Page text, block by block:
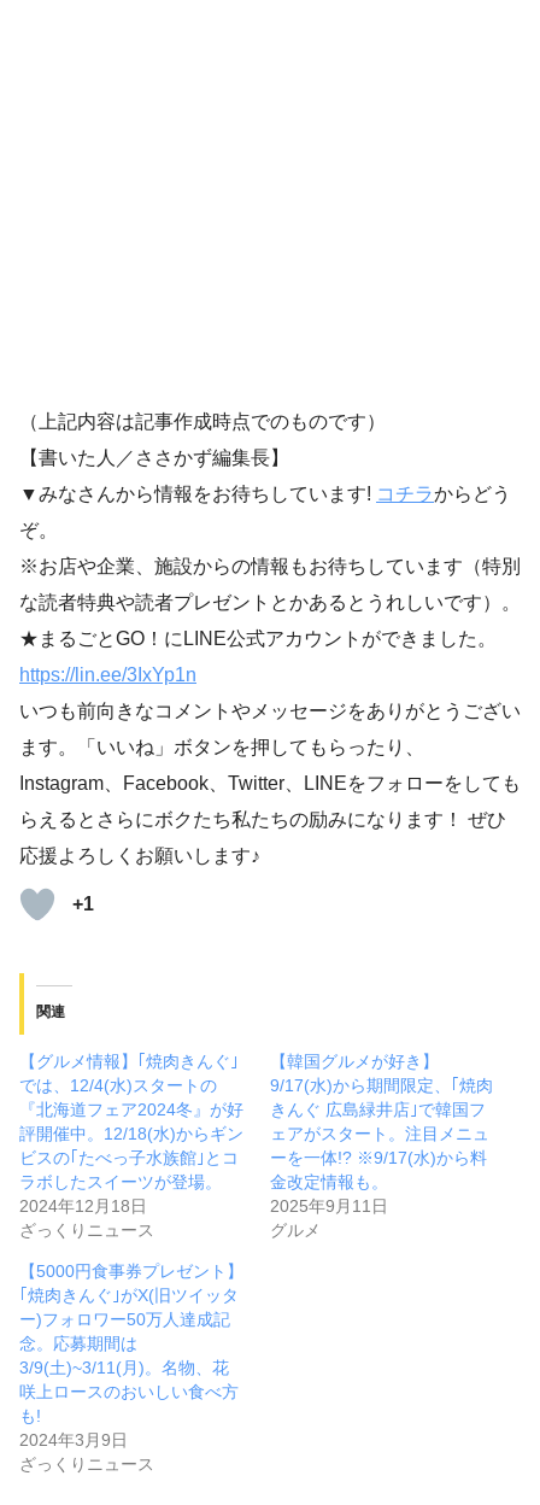
（上記内容は記事作成時点でのものです）
【書いた人／ささかず編集長】
▼みなさんから情報をお待ちしています! コチラからどう
ぞ。
※お店や企業、施設からの情報もお待ちしています（特別
な読者特典や読者プレゼントとかあるとうれしいです）。
★まるごとGO！にLINE公式アカウントができました。
https://lin.ee/3IxYp1n
いつも前向きなコメントやメッセージをありがとうござい
ます。「いいね」ボタンを押してもらったり、
Instagram、Facebook、Twitter、LINEをフォローをしても
らえるとさらにボクたち私たちの励みになります！ ぜひ
応援よろしくお願いします♪
+1
関連
【グルメ情報】｢焼肉きんぐ｣
では、12/4(水)スタートの
『北海道フェア2024冬』が好
評開催中。12/18(水)からギン
ビスの｢たべっ子水族館｣とコ
ラボしたスイーツが登場。
2024年12月18日
ざっくりニュース
【韓国グルメが好き】
9/17(水)から期間限定、｢焼肉
きんぐ 広島緑井店｣で韓国フ
ェアがスタート。注目メニュ
ーを一体!? ※9/17(水)から料
金改定情報も。
2025年9月11日
グルメ
【5000円食事券プレゼント】
｢焼肉きんぐ｣がX(旧ツイッタ
ー)フォロワー50万人達成記
念。応募期間は
3/9(土)~3/11(月)。名物、花
咲上ロースのおいしい食べ方
も!
2024年3月9日
ざっくりニュース